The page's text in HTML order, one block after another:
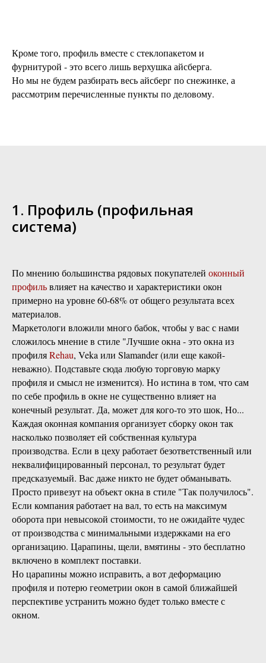
Кроме того, профиль вместе с стеклопакетом и
фурнитурой - это всего лишь верхушка айсберга.
Но мы не будем разбирать весь айсберг по снежинке, а
рассмотрим перечисленные пункты по деловому.
1. Профиль (профильная
система)
По мнению большинства рядовых покупателей оконный
профильвлияет на качество и характеристики окон
примерно на уровне 60-68% от общего результата всех
материалов.
Маркетологи вложили много бабок, чтобы у вас с нами
сложилось мнение в стиле "Лучшие окна - это окна из
профиляRehau, Veka или Slamander (или еще какой-
неважно). Подставьте сюда любую торговую марку
профиля и смысл не изменится). Но истина в том, что сам
по себе профиль в окне не существенно влияет на
конечный результат. Да, может для кого-то это шок, Но...
Каждая оконная компания организует сборку окон так
насколько позволяет ей собственная культура
производства. Если в цеху работает безответственный или
неквалифицированный персонал, то результат будет
предсказуемый. Вас даже никто не будет обманывать.
Просто привезут на объект окна в стиле "Так получилось".
Если компания работает на вал, то есть на максимум
оборота при невысокой стоимости, то не ожидайте чудес
от производства с минимальными издержками на его
организацию. Царапины, щели, вмятины - это бесплатно
включено в комплект поставки.
Но царапины можно исправить, а вот деформацию
профиля и потерю геометрии окон в самой ближайшей
перспективе устранить можно будет только вместе с
окном.